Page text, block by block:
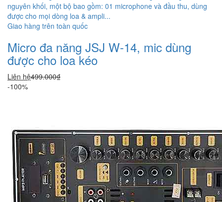
nguyên khối, một bộ bao gồm: 01 microphone và đầu thu, dùng
được cho mọi dòng loa & ampli...
Giao hàng trên toàn quốc
Micro đa năng JSJ W-14, mic dùng
được cho loa kéo
Liên hệ499.000₫
-100%